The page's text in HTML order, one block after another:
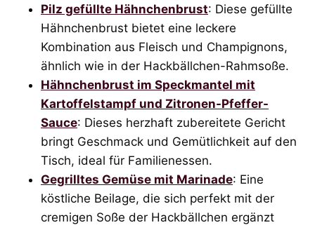
Pilz gefüllte Hähnchenbrust: Diese gefüllte
Hähnchenbrust bietet eine leckere
Kombination aus Fleisch und Champignons,
ähnlich wie in der Hackbällchen-Rahmsoße.
Hähnchenbrust im Speckmantel mit
Kartoffelstampf und Zitronen-Pfeffer-
Sauce: Dieses herzhaft zubereitete Gericht
bringt Geschmack und Gemütlichkeit auf den
Tisch, ideal für Familienessen.
Gegrilltes Gemüse mit Marinade: Eine
köstliche Beilage, die sich perfekt mit der
cremigen Soße der Hackbällchen ergänzt